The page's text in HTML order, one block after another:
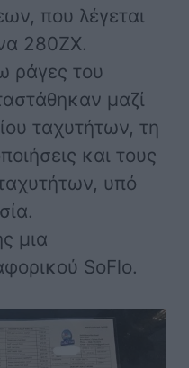
που λέγεται
280ZX.
ράγες του
μαζί
ταχυτήτων, τη
και τους
υπό
μια
SoFlo.